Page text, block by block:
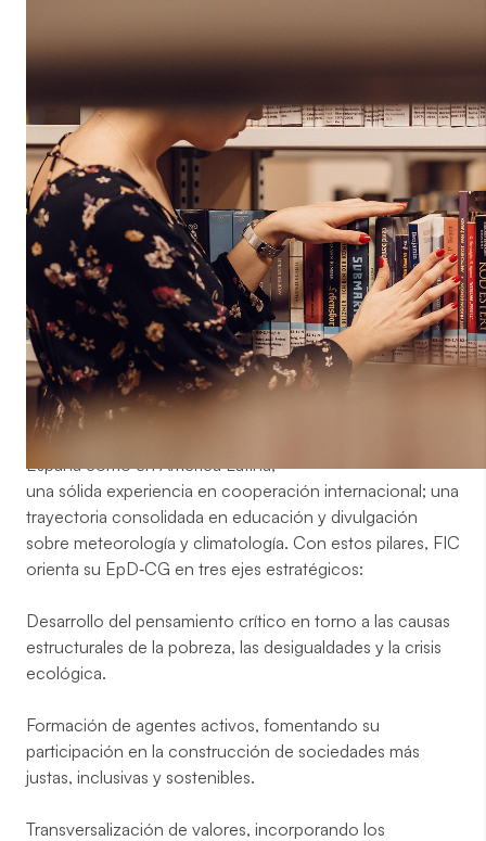
Educación para el Desarrollo
Sostenible y la Ciudadanía
La Fundación para la Investigación del Clima (FIC)
impulsa su Estrategia de Educación para el Desarrollo y
Ciudadanía Global (EpD‑CG) desde un enfoque
transformador, ecosocial y comprometido con la justicia
global. Esta hoja de ruta conecta los desafíos locales
con las dinámicas globales, promoviendo una ciudadanía
crítica, participativa y corresponsable ante la crisis
climática y las desigualdades.
La estrategia pivota sobre el alto valor añadido que FIC
aporta al sector, basado en un perfil profesional ligado a
la ciencia, la I+D+i y la ejecución de proyectos tanto en
España como en América Latina;
una sólida experiencia en cooperación internacional; una
trayectoria consolidada en educación y divulgación
sobre meteorología y climatología. Con estos pilares, FIC
orienta su EpD‑CG en tres ejes estratégicos:
Desarrollo del pensamiento crítico en torno a las causas
estructurales de la pobreza, las desigualdades y la crisis
ecológica.
Formación de agentes activos, fomentando su
participación en la construcción de sociedades más
justas, inclusivas y sostenibles.
Transversalización de valores, incorporando los